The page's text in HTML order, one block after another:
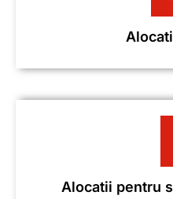
Alocatii pentru